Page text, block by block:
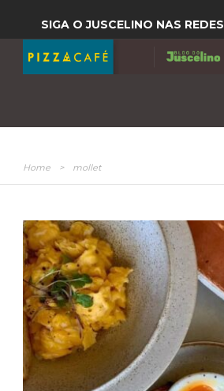
SIGA O JUSCELINO NAS REDES
Home > mollet